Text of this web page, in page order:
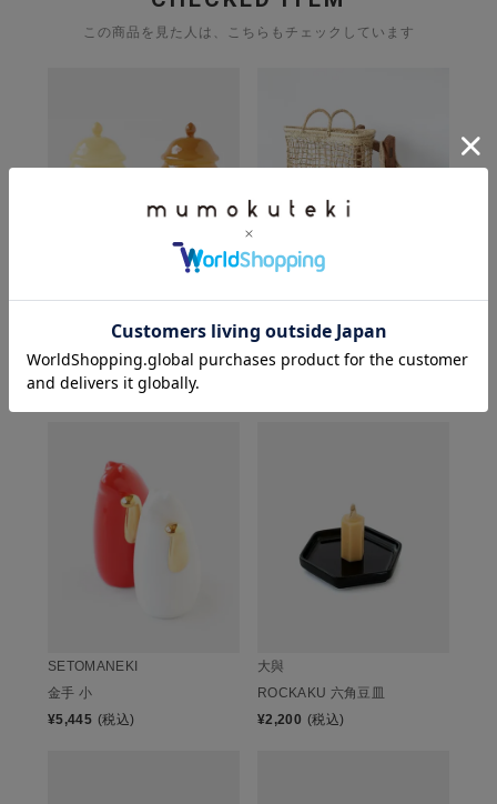
この商品を見た人は、こちらもチェックしています
MILKY POT
耐熱ガラス製キャニスター L
¥ 2,200 (税込)
タザ楕円底格子カゴ
横長・スクエア
SETOMANEKI
金手 小
¥5,445 (税込)
大與
ROCKAKU 六角豆皿
¥2,200 (税込)